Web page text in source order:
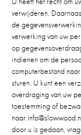
verwijderen.
de
verwerking van uw
op
indienen om de
computerbestand
sturen. U kunt een
overdraging van uw
toestemming of
naar
door u is gedaan,